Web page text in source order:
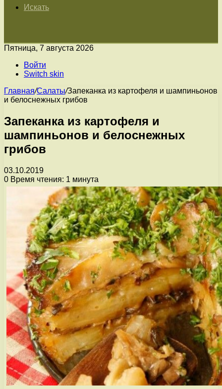
Искать
Пятница, 7 августа 2026
Войти
Switch skin
Главная/Салаты/Запеканка из картофеля и шампиньонов
и белоснежных грибов
Запеканка из картофеля и
шампиньонов и белоснежных
грибов
03.10.2019
0 Время чтения: 1 минута